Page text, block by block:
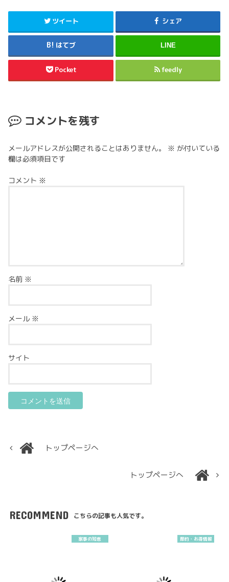
ツイート シェア
はてブ LINE
Pocket feedly
コメントを残す
メールアドレスが公開されることはありません。 ※ が付いている
欄は必須項目です
コメント ※
名前 ※
メール ※
サイト
トップページへ
トップページへ
RECOMMEND こちらの記事も人気です。
家事の知恵 節約・お得情報